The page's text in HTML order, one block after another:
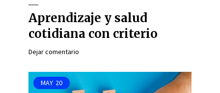
Aprendizaje y salud
cotidiana con criterio
Dejar comentario
MAY 20